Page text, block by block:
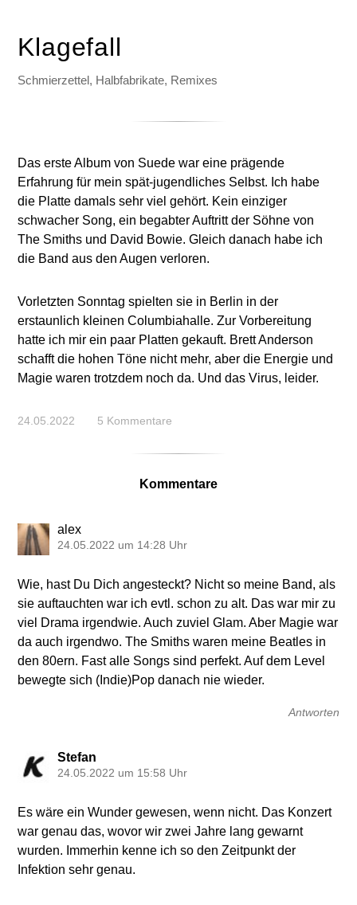
Klagefall
Schmierzettel, Halbfabrikate, Remixes
Das erste Album von Suede war eine prägende
Erfahrung für mein spät-jugendliches Selbst. Ich habe
die Platte damals sehr viel gehört. Kein einziger
schwacher Song, ein begabter Auftritt der Söhne von
The Smiths und David Bowie. Gleich danach habe ich
die Band aus den Augen verloren.
Vorletzten Sonntag spielten sie in Berlin in der
erstaunlich kleinen Columbiahalle. Zur Vorbereitung
hatte ich mir ein paar Platten gekauft. Brett Anderson
schafft die hohen Töne nicht mehr, aber die Energie und
Magie waren trotzdem noch da. Und das Virus, leider.
24.05.2022 5 Kommentare
Kommentare
alex
24.05.2022 um 14:28 Uhr
Wie, hast Du Dich angesteckt? Nicht so meine Band, als
sie auftauchten war ich evtl. schon zu alt. Das war mir zu
viel Drama irgendwie. Auch zuviel Glam. Aber Magie war
da auch irgendwo. The Smiths waren meine Beatles in
den 80ern. Fast alle Songs sind perfekt. Auf dem Level
bewegte sich (Indie)Pop danach nie wieder.
Antworten
Stefan
24.05.2022 um 15:58 Uhr
Es wäre ein Wunder gewesen, wenn nicht. Das Konzert
war genau das, wovor wir zwei Jahre lang gewarnt
wurden. Immerhin kenne ich so den Zeitpunkt der
Infektion sehr genau.